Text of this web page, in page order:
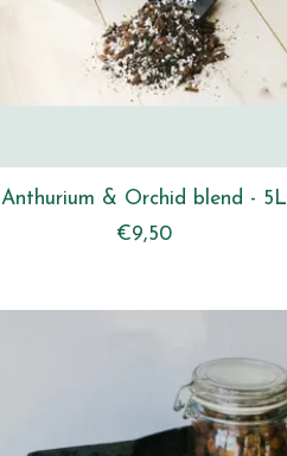
Anthurium & Orchid blend - 5L
€9,50